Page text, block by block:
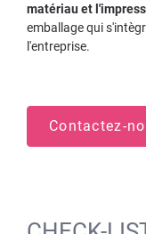
matériau et
emballage qui
l'entreprise.
Contactez-